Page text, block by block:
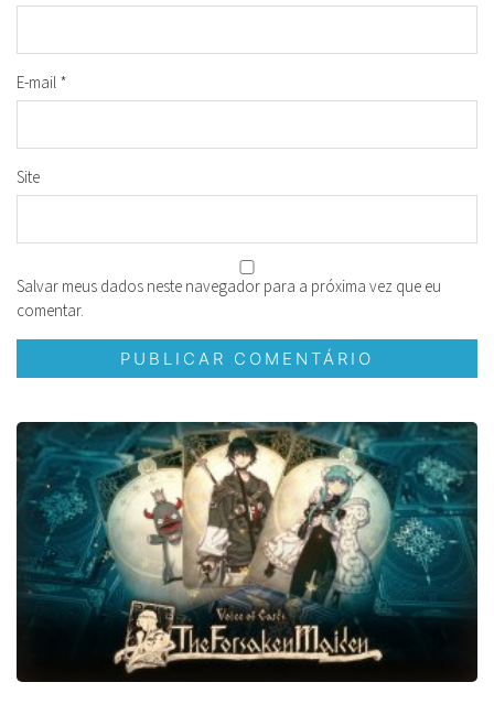
E-mail *
Site
Salvar meus dados neste navegador para a próxima vez que eu
comentar.